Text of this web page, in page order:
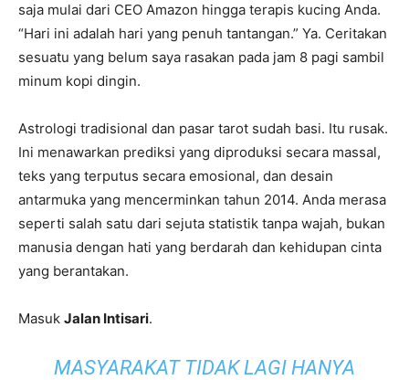
saja mulai dari CEO Amazon hingga terapis kucing Anda.
“Hari ini adalah hari yang penuh tantangan.” Ya. Ceritakan
sesuatu yang belum saya rasakan pada jam 8 pagi sambil
minum kopi dingin.
Astrologi tradisional dan pasar tarot sudah basi. Itu rusak.
Ini menawarkan prediksi yang diproduksi secara massal,
teks yang terputus secara emosional, dan desain
antarmuka yang mencerminkan tahun 2014. Anda merasa
seperti salah satu dari sejuta statistik tanpa wajah, bukan
manusia dengan hati yang berdarah dan kehidupan cinta
yang berantakan.
Masuk Jalan Intisari.
MASYARAKAT TIDAK LAGI HANYA